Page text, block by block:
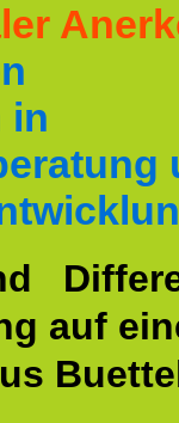
in
auf